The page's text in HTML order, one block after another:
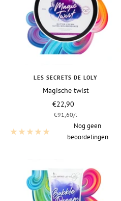
LES SECRETS DE LOLY
Magische twist
Vraagprijs
€22,90
€91,60/l
Nog geen
beoordelingen